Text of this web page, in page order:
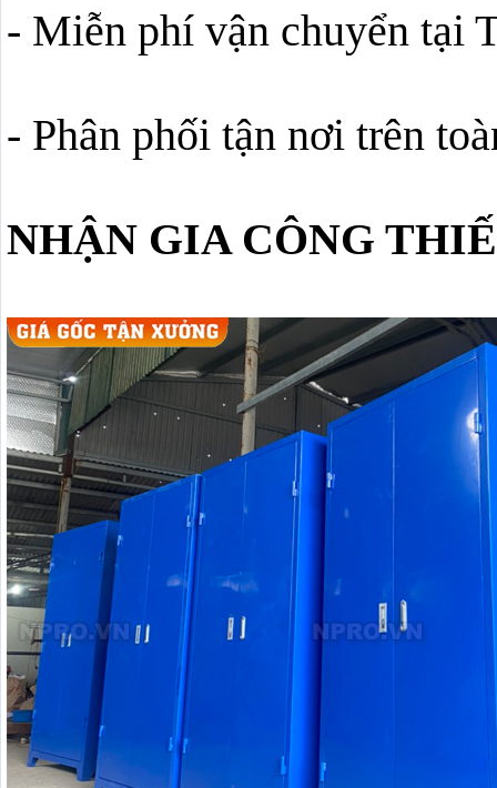
- Miễn phí vận chuyển tại
- Phân phối tận nơi trên
NHẬN GIA CÔNG